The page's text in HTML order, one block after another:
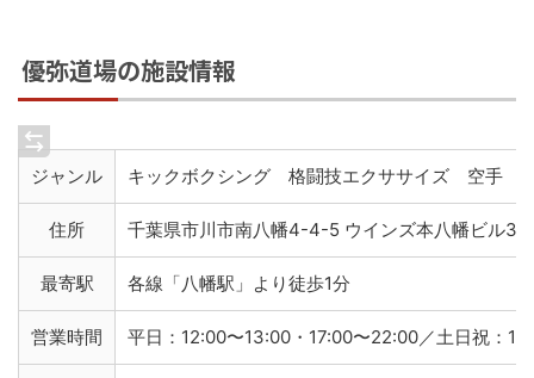
優弥道場の施設情報
ジャンル キックボクシング 格闘技エクササイズ 空手
住所 千葉県市川市南八幡4-4-5 ウインズ本八幡ビル3F
最寄駅 各線「八幡駅」より徒歩1分
営業時間 平日：12:00〜13:00・17:00〜22:00／土日祝：